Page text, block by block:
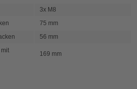
3x M8
75 mm
56 mm
169 mm